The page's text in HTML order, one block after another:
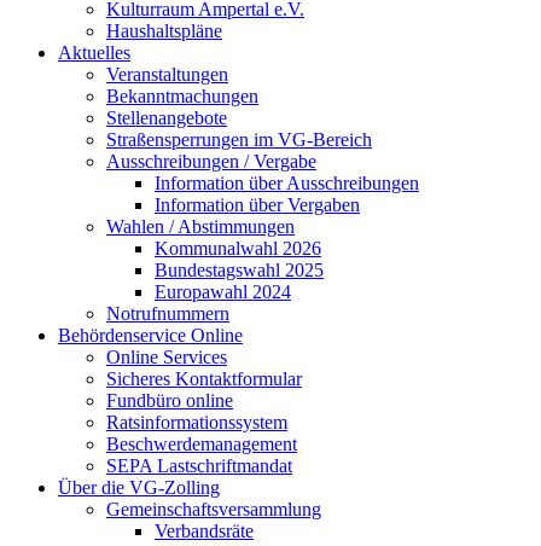
Kulturraum Ampertal e.V.
Haushaltspläne
Aktuelles
Veranstaltungen
Bekanntmachungen
Stellenangebote
Straßensperrungen im VG-Bereich
Ausschreibungen / Vergabe
Information über Ausschreibungen
Information über Vergaben
Wahlen / Abstimmungen
Kommunalwahl 2026
Bundestagswahl 2025
Europawahl 2024
Notrufnummern
Behördenservice Online
Online Services
Sicheres Kontaktformular
Fundbüro online
Ratsinformationssystem
Beschwerdemanagement
SEPA Lastschriftmandat
Über die VG-Zolling
Gemeinschaftsversammlung
Verbandsräte